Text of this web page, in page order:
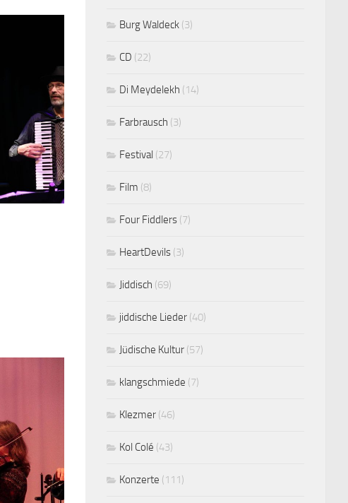
Burg Waldeck (3)
CD (22)
Di Meydelekh (14)
Farbrausch (3)
Festival (27)
Film (8)
Four Fiddlers (7)
HeartDevils (3)
Jiddisch (69)
jiddische Lieder (40)
Jüdische Kultur (57)
klangschmiede (7)
Klezmer (46)
Kol Colé (43)
Konzerte (111)